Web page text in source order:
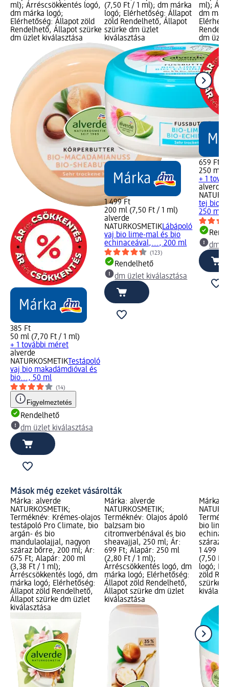
ml); Árréscsökkentés logó,
dm márka logó;
Elérhetőség: Állapot zöld
Rendelhető, Állapot szürke
dm üzlet kiválasztása
385 Ft
50 ml (7,70 Ft / 1 ml)
+ 1 további méret
alverde
NATURKOSMETIKTestápoló
vaj bio makadámdióval és
bio..., 50 ml
(14)
Figyelmeztetés
Rendelhető
dm üzlet kiválasztása
(7,50 Ft / 1 ml); dm márka
logó; Elérhetőség: Állapot
zöld Rendelhető, Állapot
szürke dm üzlet
kiválasztása
1 499 Ft
200 ml (7,50 Ft / 1 ml)
alverde
NATURKOSMETIKLábápoló
vaj bio lime-mal és bio
echinaceával,..., 200 ml
(123)
Rendelhető
dm üzlet kiválasztása
ml);
dm
dm
659 Ft
250 ml
+ 1
alverde
tej bio
250 ml
dm
Mások még ezeket vásárolták
Márka: alverde
NATURKOSMETIK;
Terméknév: Krémes-olajos
testápoló Pro Climate, bio
argán- és bio
mandulaolajjal, nagyon
száraz bőrre, 200 ml; Ár:
675 Ft; Alapár: 200 ml
(3,38 Ft / 1 ml);
Árréscsökkentés logó, dm
márka logó; Elérhetőség:
Állapot zöld Rendelhető,
Állapot szürke dm üzlet
kiválasztása
Márka: alverde
NATURKOSMETIK;
Terméknév: Olajos ápoló
balzsam bio
citromverbénával és bio
sheavajjal, 250 ml; Ár:
699 Ft; Alapár: 250 ml
(2,80 Ft / 1 ml);
Árréscsökkentés logó, dm
márka logó; Elérhetőség:
Állapot zöld Rendelhető,
Állapot szürke dm üzlet
kiválasztása
Márka:
bio
száraz
1 499
(7,50 Ft
logó;
zöld
szürke